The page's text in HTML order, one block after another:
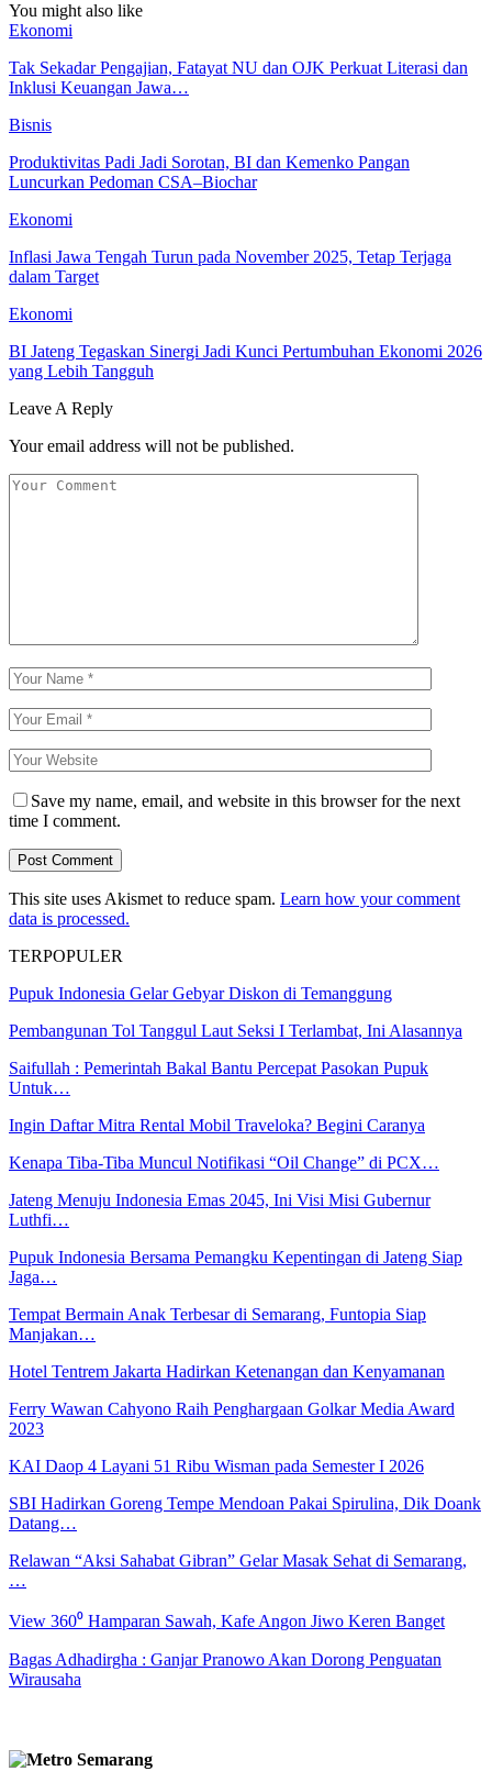
You might also like
Ekonomi
Tak Sekadar Pengajian, Fatayat NU dan OJK Perkuat Literasi dan
Inklusi Keuangan Jawa…
Bisnis
Produktivitas Padi Jadi Sorotan, BI dan Kemenko Pangan
Luncurkan Pedoman CSA–Biochar
Ekonomi
Inflasi Jawa Tengah Turun pada November 2025, Tetap Terjaga
dalam Target
Ekonomi
BI Jateng Tegaskan Sinergi Jadi Kunci Pertumbuhan Ekonomi 2026
yang Lebih Tangguh
Leave A Reply
Your email address will not be published.
Save my name, email, and website in this browser for the next
time I comment.
This site uses Akismet to reduce spam. Learn how your comment
data is processed.
TERPOPULER
Pupuk Indonesia Gelar Gebyar Diskon di Temanggung
Pembangunan Tol Tanggul Laut Seksi I Terlambat, Ini Alasannya
Saifullah : Pemerintah Bakal Bantu Percepat Pasokan Pupuk
Untuk…
Ingin Daftar Mitra Rental Mobil Traveloka? Begini Caranya
Kenapa Tiba-Tiba Muncul Notifikasi “Oil Change” di PCX…
Jateng Menuju Indonesia Emas 2045, Ini Visi Misi Gubernur
Luthfi…
Pupuk Indonesia Bersama Pemangku Kepentingan di Jateng Siap
Jaga…
Tempat Bermain Anak Terbesar di Semarang, Funtopia Siap
Manjakan…
Hotel Tentrem Jakarta Hadirkan Ketenangan dan Kenyamanan
Ferry Wawan Cahyono Raih Penghargaan Golkar Media Award
2023
KAI Daop 4 Layani 51 Ribu Wisman pada Semester I 2026
SBI Hadirkan Goreng Tempe Mendoan Pakai Spirulina, Dik Doank
Datang…
Relawan “Aksi Sahabat Gibran” Gelar Masak Sehat di Semarang,
…
View 360⁰ Hamparan Sawah, Kafe Angon Jiwo Keren Banget
Bagas Adhadirgha : Ganjar Pranowo Akan Dorong Penguatan
Wirausaha